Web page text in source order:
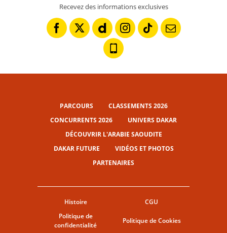
Recevez des informations exclusives
PARCOURS
CLASSEMENTS 2026
CONCURRENTS 2026
UNIVERS DAKAR
DÉCOUVRIR L'ARABIE SAOUDITE
DAKAR FUTURE
VIDÉOS ET PHOTOS
PARTENAIRES
Histoire
CGU
Politique de
confidentialité
Politique de Cookies